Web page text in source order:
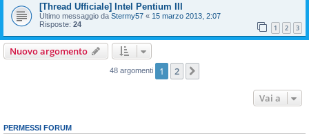
[Thread Ufficiale] Intel Pentium III
Ultimo messaggio da Stermy57 « 15 marzo 2013, 2:07
Risposte: 24 1 2 3
Nuovo argomento
48 argomenti 1 2
Vai a
PERMESSI FORUM